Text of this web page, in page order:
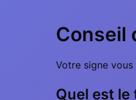
Conseil
Votre signe
Quel est